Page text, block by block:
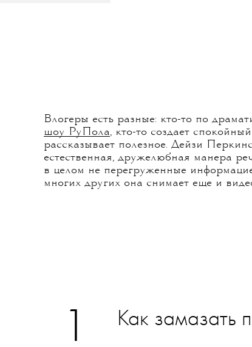
Влогеры есть разные: кто-то по
шоу РуПола, кто-то создает
рассказывает полезное. Дейзи
естественная, дружелюбная манера
в целом не перегруженные
многих других она снимает еще и
Как замазать
1